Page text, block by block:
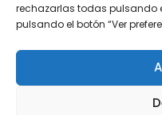
rechazarlas todas pulsando
pulsando el botón “Ver
DiG ABOGADOS
DiG Abogados es un
multidisciplinar
fiscalidad y mercantil.